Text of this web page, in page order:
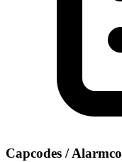
Capcodes /